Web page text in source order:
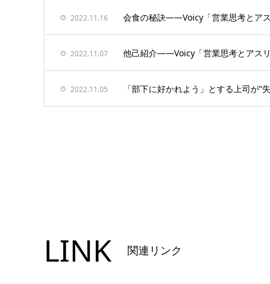
2022.11.16 会食の秘訣——Voicy「営業思考とア
2022.11.07 他己紹介——Voicy「営業思考とアス
2022.11.05 「部下に好かれよう」とする上司が
LINK 関連リンク